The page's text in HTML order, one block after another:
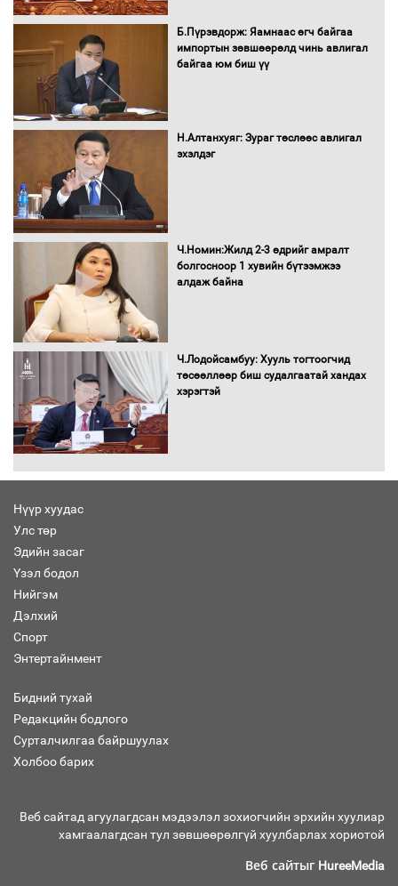
баримт
30 хоногийн хугацаатай үүрэг өглөө
өгөхөөр болов
Б.Пүрэвдорж: Яамнаас өгч байгаа
импортын зөвшөөрөлд чинь авлигал
байгаа юм биш үү
Н.Алтанхуяг: Зураг төслөөс авлигал
эхэлдэг
Ч.Номин:Жилд 2-3 өдрийг амралт
болгосноор 1 хувийн бүтээмжээ
алдаж байна
Ч.Лодойсамбуу: Хууль тогтоогчид
төсөөллөөр биш судалгаатай хандах
хэрэгтэй
Нүүр хуудас
Улс төр
Эдийн засаг
Үзэл бодол
Нийгэм
Дэлхий
Спорт
Энтертайнмент
Бидний тухай
Редакцийн бодлого
Сурталчилгаа байршуулах
Холбоо барих
Веб сайтад агуулагдсан мэдээлэл зохиогчийн эрхийн хуулиар
хамгаалагдсан тул зөвшөөрөлгүй хуулбарлах хориотой
Веб сайтыг HureeMedia